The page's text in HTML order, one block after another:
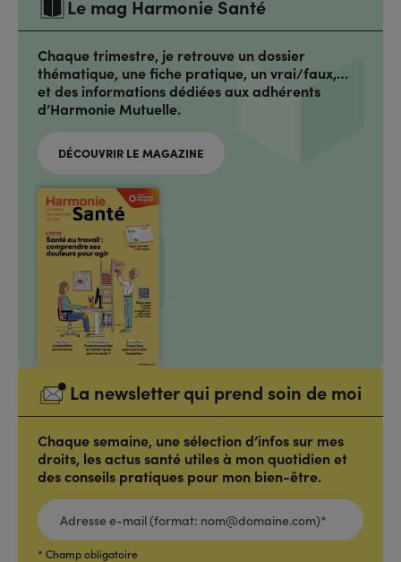
Le mag Harmonie Santé
Chaque trimestre, je retrouve un dossier
thématique, une fiche pratique, un vrai/faux,…
et des informations dédiées aux adhérents
d’Harmonie Mutuelle.
DÉCOUVRIR LE MAGAZINE
La newsletter qui prend soin de moi
Chaque semaine, une sélection d’infos sur mes
droits, les actus santé utiles à mon quotidien et
des conseils pratiques pour mon bien-être.
ADRESSE
E-
MAIL
(FORMAT:
NOM@DOMAINE.COM)*
* Champ obligatoire